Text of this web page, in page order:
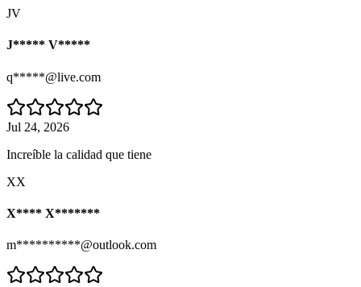
JV
J***** V*****
q*****@live.com
Jul 24, 2026
Increíble la calidad que tiene
XX
X**** X*******
m**********@outlook.com